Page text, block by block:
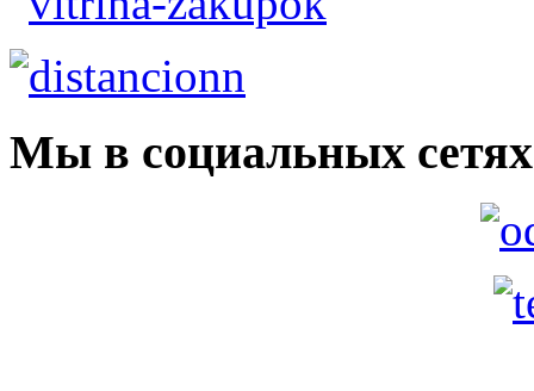
Мы в социальных сетях